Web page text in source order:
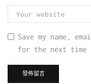
Save my name,
for the next time I